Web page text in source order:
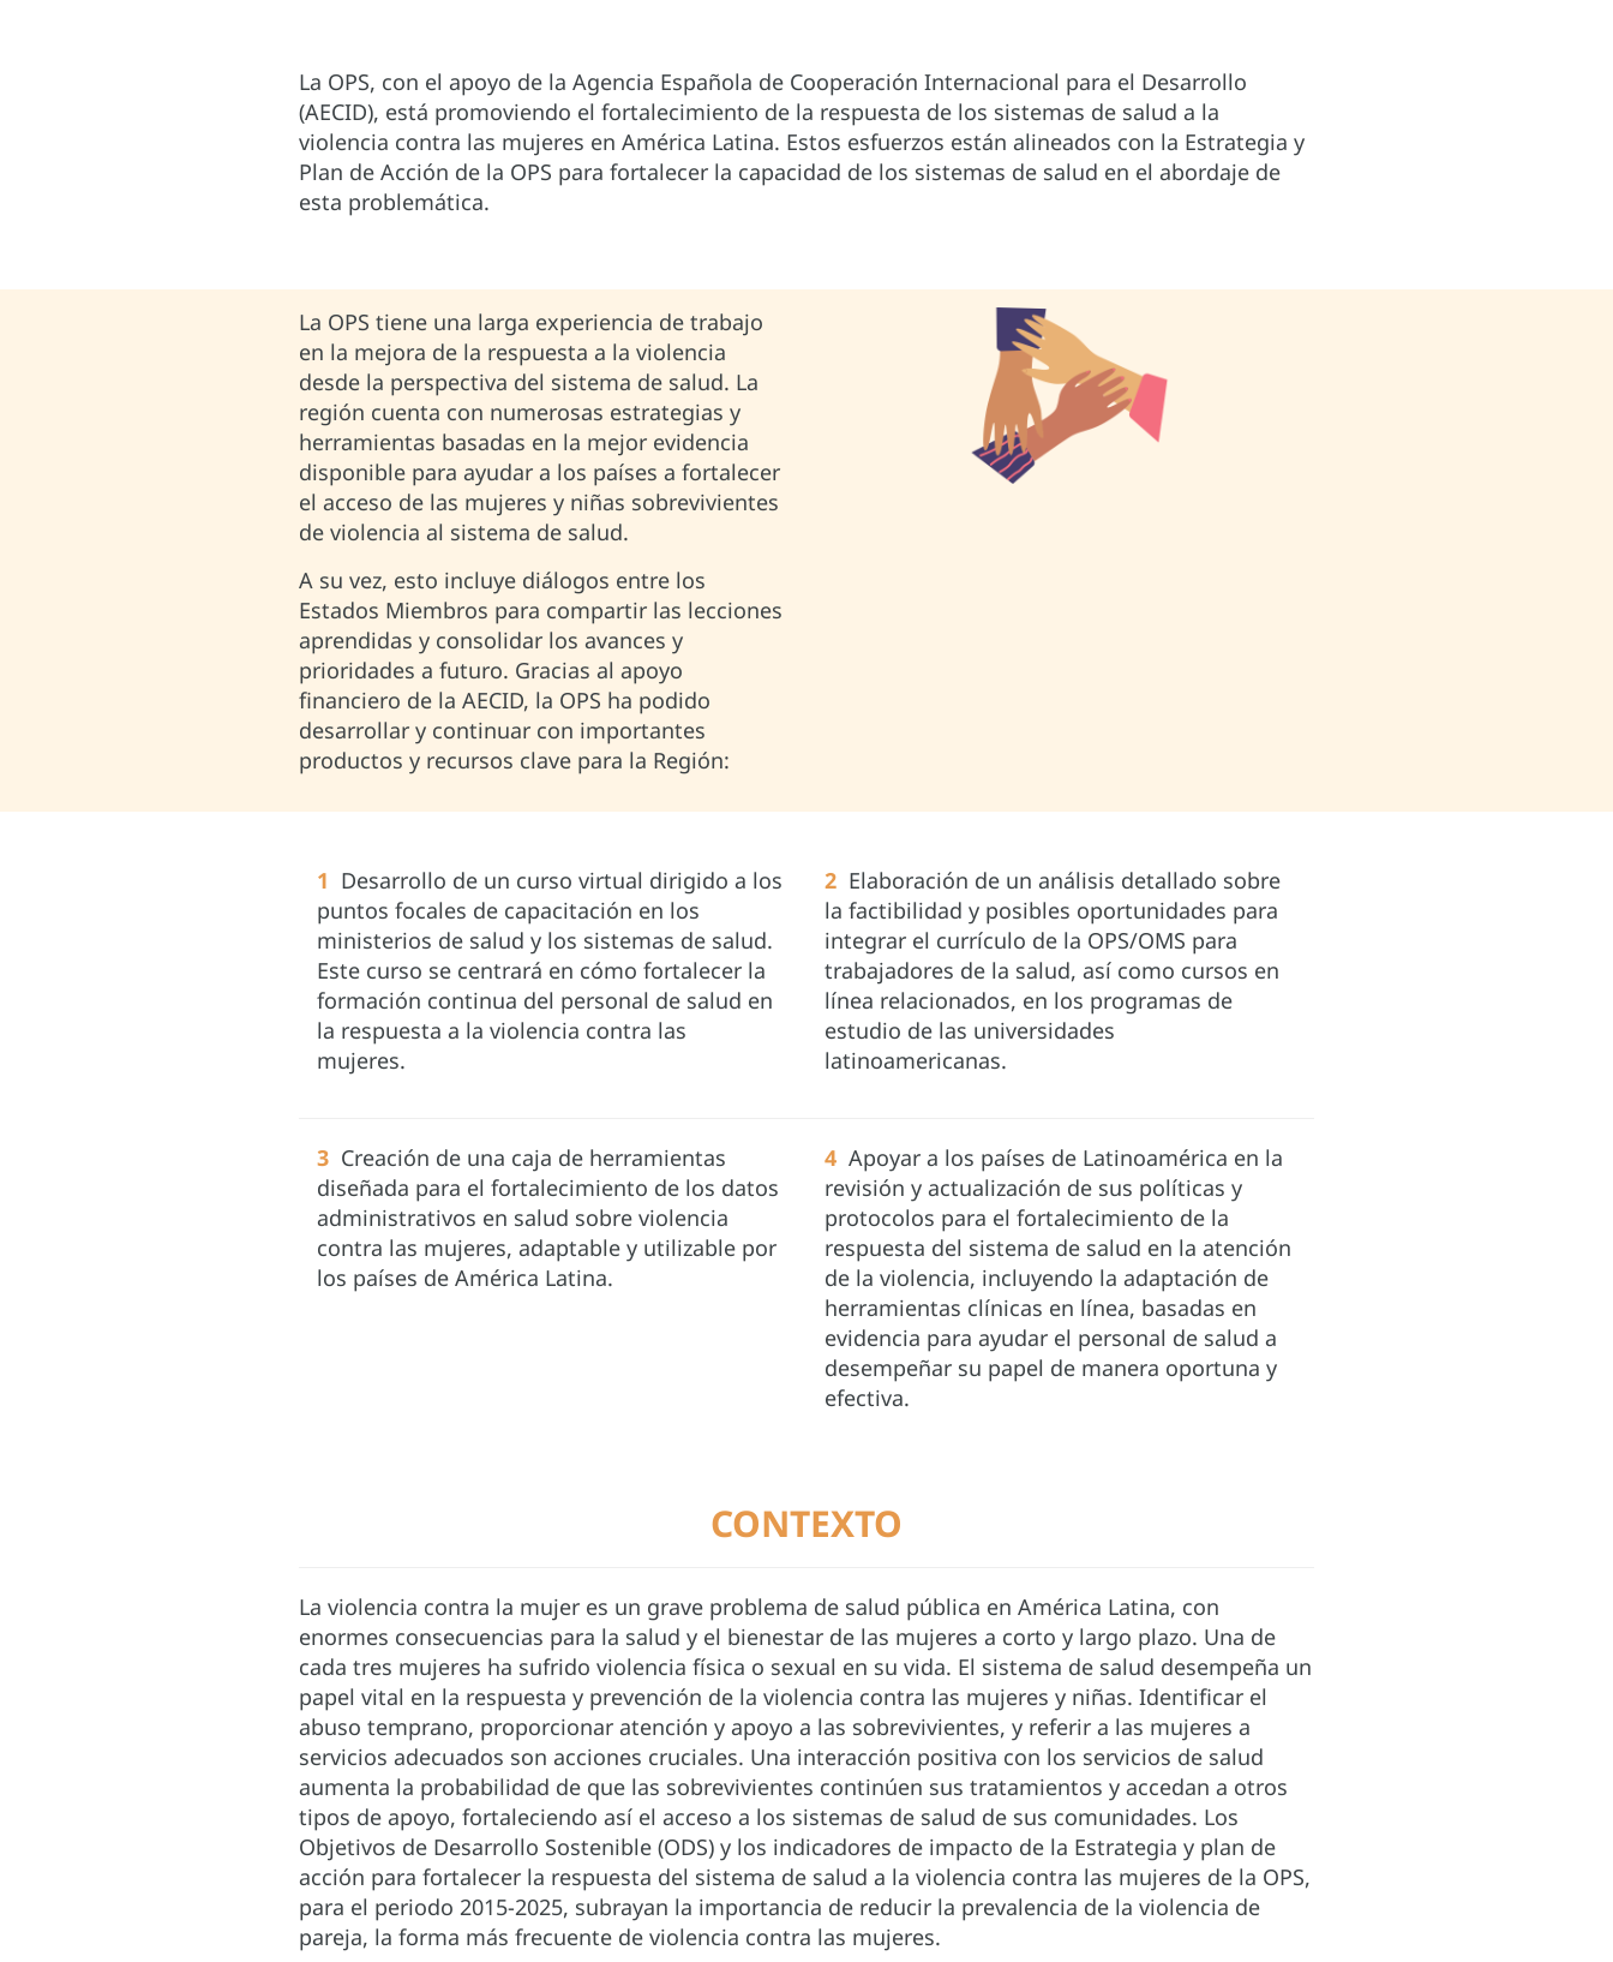
La OPS, con el apoyo de la Agencia Española de Cooperación Internacional para el Desarrollo
(AECID), está promoviendo el fortalecimiento de la respuesta de los sistemas de salud a la
violencia contra las mujeres en América Latina. Estos esfuerzos están alineados con la Estrategia y
Plan de Acción de la OPS para fortalecer la capacidad de los sistemas de salud en el abordaje de
esta problemática.
La OPS tiene una larga experiencia de trabajo
en la mejora de la respuesta a la violencia
desde la perspectiva del sistema de salud. La
región cuenta con numerosas estrategias y
herramientas basadas en la mejor evidencia
disponible para ayudar a los países a fortalecer
el acceso de las mujeres y niñas sobrevivientes
de violencia al sistema de salud.
A su vez, esto incluye diálogos entre los
Estados Miembros para compartir las lecciones
aprendidas y consolidar los avances y
prioridades a futuro. Gracias al apoyo
financiero de la AECID, la OPS ha podido
desarrollar y continuar con importantes
productos y recursos clave para la Región:
1 Desarrollo de un curso virtual dirigido a los
puntos focales de capacitación en los
ministerios de salud y los sistemas de salud.
Este curso se centrará en cómo fortalecer la
formación continua del personal de salud en
la respuesta a la violencia contra las
mujeres.
2 Elaboración de un análisis detallado sobre
la factibilidad y posibles oportunidades para
integrar el currículo de la OPS/OMS para
trabajadores de la salud, así como cursos en
línea relacionados, en los programas de
estudio de las universidades
latinoamericanas.
3 Creación de una caja de herramientas
diseñada para el fortalecimiento de los datos
administrativos en salud sobre violencia
contra las mujeres, adaptable y utilizable por
los países de América Latina.
4 Apoyar a los países de Latinoamérica en la
revisión y actualización de sus políticas y
protocolos para el fortalecimiento de la
respuesta del sistema de salud en la atención
de la violencia, incluyendo la adaptación de
herramientas clínicas en línea, basadas en
evidencia para ayudar el personal de salud a
desempeñar su papel de manera oportuna y
efectiva.
CONTEXTO
La violencia contra la mujer es un grave problema de salud pública en América Latina, con
enormes consecuencias para la salud y el bienestar de las mujeres a corto y largo plazo. Una de
cada tres mujeres ha sufrido violencia física o sexual en su vida. El sistema de salud desempeña un
papel vital en la respuesta y prevención de la violencia contra las mujeres y niñas. Identificar el
abuso temprano, proporcionar atención y apoyo a las sobrevivientes, y referir a las mujeres a
servicios adecuados son acciones cruciales. Una interacción positiva con los servicios de salud
aumenta la probabilidad de que las sobrevivientes continúen sus tratamientos y accedan a otros
tipos de apoyo, fortaleciendo así el acceso a los sistemas de salud de sus comunidades. Los
Objetivos de Desarrollo Sostenible (ODS) y los indicadores de impacto de la Estrategia y plan de
acción para fortalecer la respuesta del sistema de salud a la violencia contra las mujeres de la OPS,
para el periodo 2015-2025, subrayan la importancia de reducir la prevalencia de la violencia de
pareja, la forma más frecuente de violencia contra las mujeres.